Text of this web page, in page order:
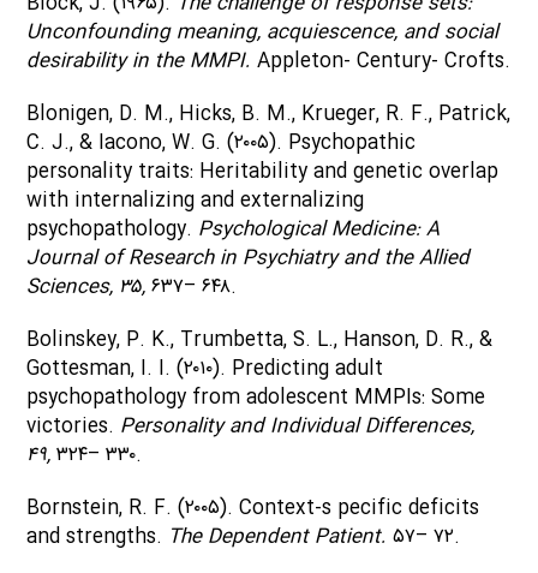
Unconfounding meaning, acquiescence, and social
desirability in the MMPI. Appleton- Century- Crofts.
Blonigen, D. M., Hicks, B. M., Krueger, R. F., Patrick,
C. J., & Iacono, W. G. (۲۰۰۵). Psychopathic
personality traits: Heritability and genetic overlap
with internalizing and externalizing
psychopathology. Psychological Medicine: A
Journal of Research in Psychiatry and the Allied
Sciences, ۳۵,۶۳۷– ۶۴۸.
Bolinskey, P. K., Trumbetta, S. L., Hanson, D. R., &
Gottesman, I. I. (۲۰۱۰). Predicting adult
psychopathology from adolescent MMPIs: Some
victories. Personality and Individual Differences,
۴۹,۳۲۴– ۳۳۰.
Bornstein, R. F. (۲۰۰۵). Context-s pecific deficits
and strengths. The Dependent Patient. ۵۷– ۷۲.